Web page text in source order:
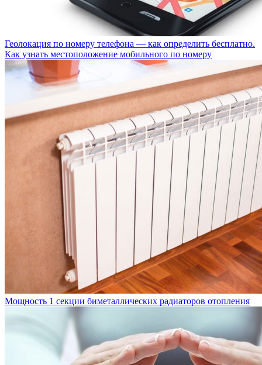
Геолокация по номеру телефона — как определить бесплатно.
Как узнать местоположение мобильного по номеру
Мощность 1 секции биметаллических радиаторов отопления